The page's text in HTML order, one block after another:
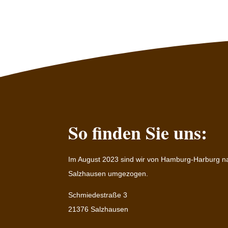
So finden Sie uns:
Im August 2023 sind wir von Hamburg-Harburg
Salzhausen umgezogen.
Schmiedestraße 3
21376 Salzhausen